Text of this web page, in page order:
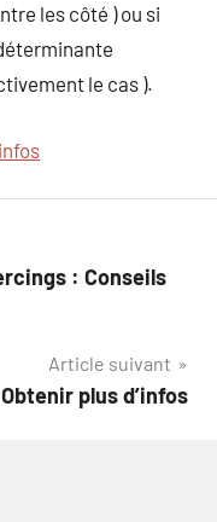
les côté ) ou si
le cas ).
: Conseils
Article suivant
plus d’infos